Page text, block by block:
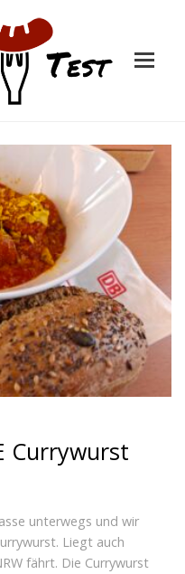
Currywurst
unterwegs und wir
Liegt auch
fährt. Die Currywurst